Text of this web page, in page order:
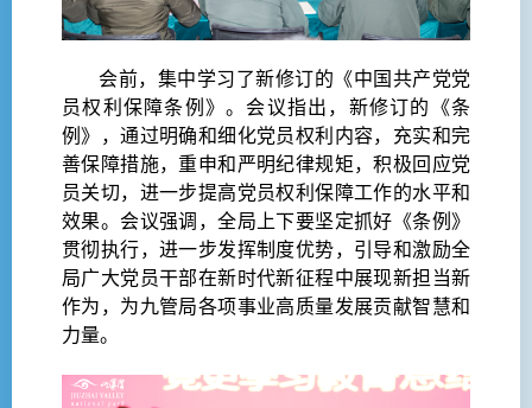
会前，集中学习了新修订的《中国共产党党
员权利保障条例》。会议指出，新修订的《条
例》，通过明确和细化党员权利内容，充实和完
善保障措施，重申和严明纪律规矩，积极回应党
员关切，进一步提高党员权利保障工作的水平和
效果。会议强调，全局上下要坚定抓好《条例》
贯彻执行，进一步发挥制度优势，引导和激励全
局广大党员干部在新时代新征程中展现新担当新
作为，为九管局各项事业高质量发展贡献智慧和
力量。